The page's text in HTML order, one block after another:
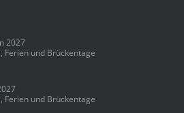
2027
Ferien und Brückentage
Ferien und Brückentage